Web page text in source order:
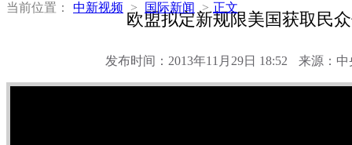
当前位置： 中新视频 > 国际新闻 > 正文
欧盟拟定新规限美国获取民
发布时间：2013年11月29日 18:52 来源：中